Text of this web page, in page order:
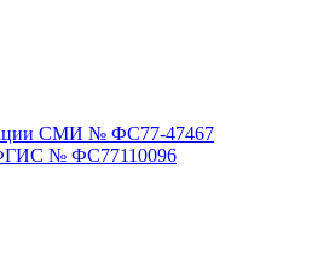
СМИ № ФС77-47467
№ ФС77110096